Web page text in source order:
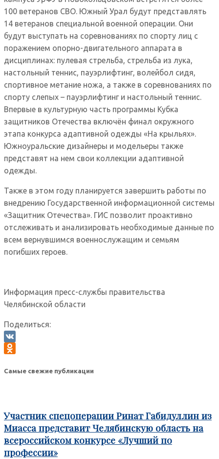
100 ветеранов СВО. Южный Урал будут представлять
14 ветеранов специальной военной операции. Они
будут выступать на соревнованиях по спорту лиц с
поражением опорно-двигательного аппарата в
дисциплинах: пулевая стрельба, стрельба из лука,
настольный теннис, пауэрлифтинг, волейбол сидя,
спортивное метание ножа, а также в соревнованиях по
спорту слепых – пауэрлифтинг и настольный теннис.
Впервые в культурную часть программы Кубка
защитников Отечества включён финал окружного
этапа конкурса адаптивной одежды «На крыльях».
Южноуральские дизайнеры и модельеры также
представят на нем свои коллекции адаптивной
одежды.
Также в этом году планируется завершить работы по
внедрению Государственной информационной системы
«Защитник Отечества». ГИС позволит проактивно
отслеживать и анализировать необходимые данные по
всем вернувшимся военнослужащим и семьям
погибших героев.
Информация пресс-службы правительства
Челябинской области
Поделиться:
VK
Самые свежие публикации
Участник спецоперации Ринат Габидуллин из
Миасса представит Челябинскую область на
всероссийском конкурсе «Лучший по
профессии»